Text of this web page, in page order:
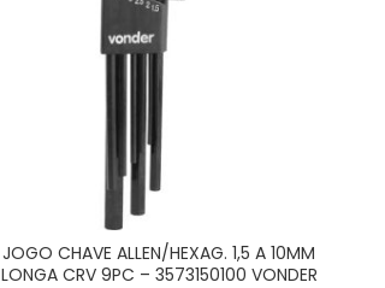
JOGO CHAVE ALLEN/HEXAG. 1,5 A 10MM
LONGA CRV 9PC – 3573150100 VONDER